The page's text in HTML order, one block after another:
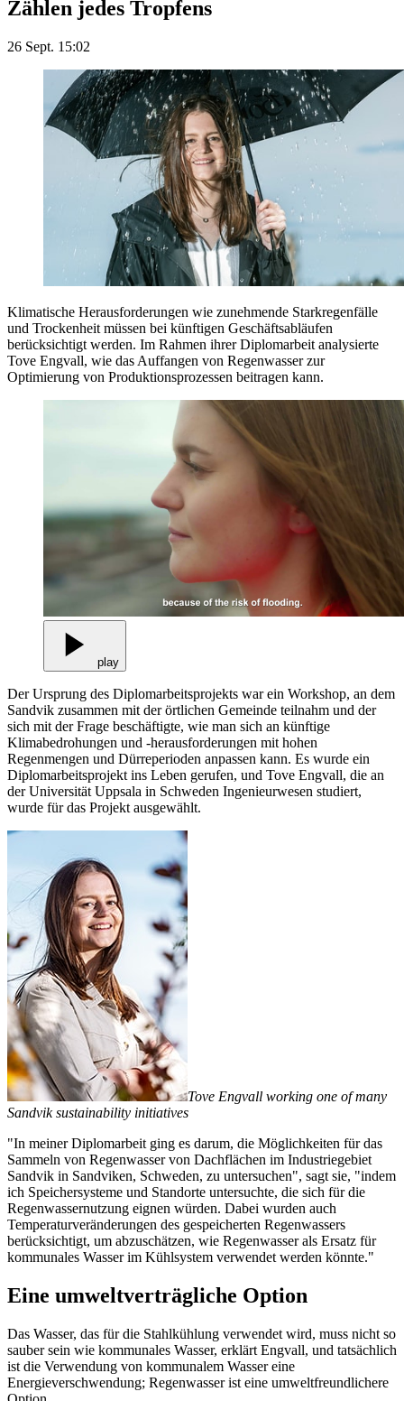
Zählen jedes Tropfens
26 Sept. 15:02
Klimatische Herausforderungen wie zunehmende Starkregenfälle
und Trockenheit müssen bei künftigen Geschäftsabläufen
berücksichtigt werden. Im Rahmen ihrer Diplomarbeit analysierte
Tove Engvall, wie das Auffangen von Regenwasser zur
Optimierung von Produktionsprozessen beitragen kann.
play
Der Ursprung des Diplomarbeitsprojekts war ein Workshop, an dem
Sandvik zusammen mit der örtlichen Gemeinde teilnahm und der
sich mit der Frage beschäftigte, wie man sich an künftige
Klimabedrohungen und -herausforderungen mit hohen
Regenmengen und Dürreperioden anpassen kann. Es wurde ein
Diplomarbeitsprojekt ins Leben gerufen, und Tove Engvall, die an
der Universität Uppsala in Schweden Ingenieurwesen studiert,
wurde für das Projekt ausgewählt.
Tove Engvall working one of many
Sandvik sustainability initiatives
"In meiner Diplomarbeit ging es darum, die Möglichkeiten für das
Sammeln von Regenwasser von Dachflächen im Industriegebiet
Sandvik in Sandviken, Schweden, zu untersuchen", sagt sie, "indem
ich Speichersysteme und Standorte untersuchte, die sich für die
Regenwassernutzung eignen würden. Dabei wurden auch
Temperaturveränderungen des gespeicherten Regenwassers
berücksichtigt, um abzuschätzen, wie Regenwasser als Ersatz für
kommunales Wasser im Kühlsystem verwendet werden könnte."
Eine umweltverträgliche Option
Das Wasser, das für die Stahlkühlung verwendet wird, muss nicht so
sauber sein wie kommunales Wasser, erklärt Engvall, und tatsächlich
ist die Verwendung von kommunalem Wasser eine
Energieverschwendung; Regenwasser ist eine umweltfreundlichere